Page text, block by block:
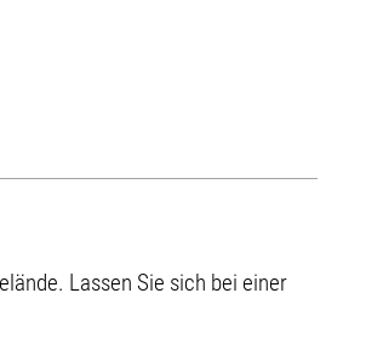
Lassen Sie sich bei einer